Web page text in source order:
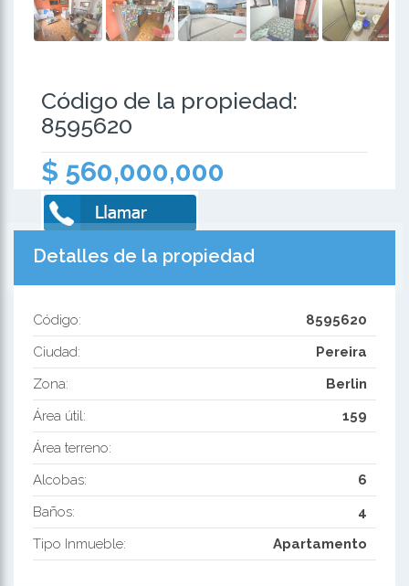
Código de la propiedad:
8595620
$ 560,000,000
Detalles de la propiedad
Código:
8595620
Ciudad:
Pereira
Zona:
Berlin
Área útil:
159
Área terreno:
Alcobas:
6
Baños:
4
Tipo Inmueble:
Apartamento